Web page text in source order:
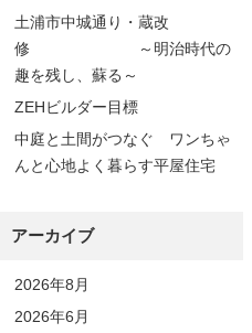
土浦市中城通り・蔵改
修 ～明治時代の
趣を残し、蘇る～
ZEHビルダー目標
中庭と土間がつなぐ ワンちゃ
んと心地よく暮らす平屋住宅
アーカイブ
2026年8月
2026年6月